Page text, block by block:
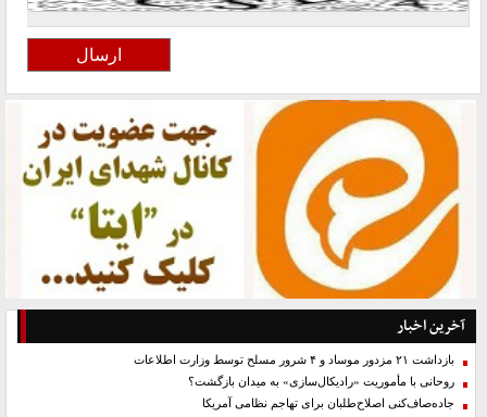
آخرین اخبار
بازداشت ۲۱ مزدور موساد و ۴ شرور مسلح توسط وزارت اطلاعات
روحانی با مأموریت «رادیکال‌سازی» به میدان بازگشت؟
جاده‌صاف‌کنی اصلاح‌طلبان برای تهاجم نظامی آمریکا